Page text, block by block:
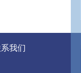
我们